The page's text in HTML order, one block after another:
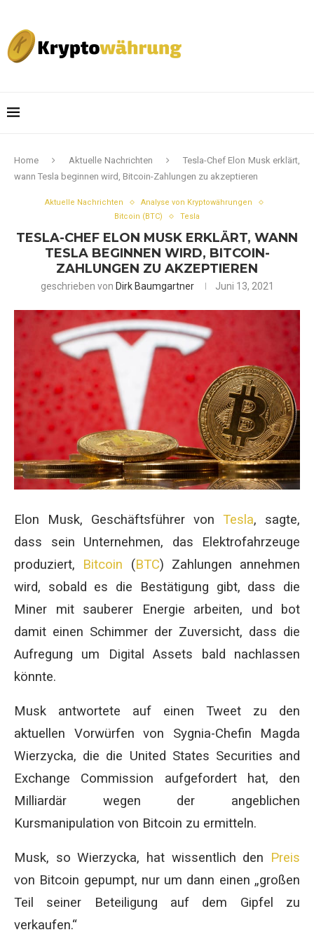
Home Aktuelle Nachrichten
Tesla-Chef Elon Musk erklärt,
wann Tesla beginnen wird, Bitcoin-Zahlungen zu akzeptieren
Aktuelle Nachrichten
Analyse von Kryptowährungen
Bitcoin (BTC)
Tesla
TESLA-CHEF ELON MUSK ERKLÄRT, WANN
TESLA BEGINNEN WIRD, BITCOIN-
ZAHLUNGEN ZU AKZEPTIEREN
geschrieben von Dirk Baumgartner Juni 13, 2021
Elon Musk, Geschäftsführer von Tesla, sagte,
dass sein Unternehmen, das Elektrofahrzeuge
produziert, Bitcoin (BTC) Zahlungen annehmen
wird, sobald es die Bestätigung gibt, dass die
Miner mit sauberer Energie arbeiten, und bot
damit einen Schimmer der Zuversicht, dass die
Aufregung um Digital Assets bald nachlassen
könnte.
Musk antwortete auf einen Tweet zu den
aktuellen Vorwürfen von Sygnia-Chefin Magda
Wierzycka, die die United States Securities and
Exchange Commission aufgefordert hat, den
Milliardär wegen der angeblichen
Kursmanipulation von Bitcoin zu ermitteln.
Musk, so Wierzycka, hat wissentlich den Preis
von Bitcoin gepumpt, nur um dann einen „großen
Teil seiner Beteiligung auf dem Gipfel zu
verkaufen.“